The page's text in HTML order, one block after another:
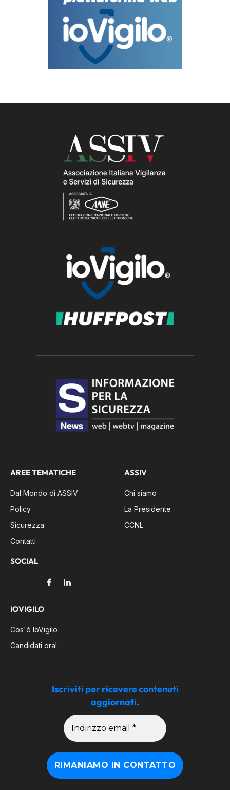
AREE TEMATICHE
Dal Mondo di ASSIV
Policy
Sicurezza
Contatti
SOCIAL
FacebookLinkedIn
ASSIV
Chi siamo
La Presidente
CCNL
IOVIGILO
Cos'è IoVigilo
Candidati ora!
Iscriviti per ricevere contenuti
aggiornati.